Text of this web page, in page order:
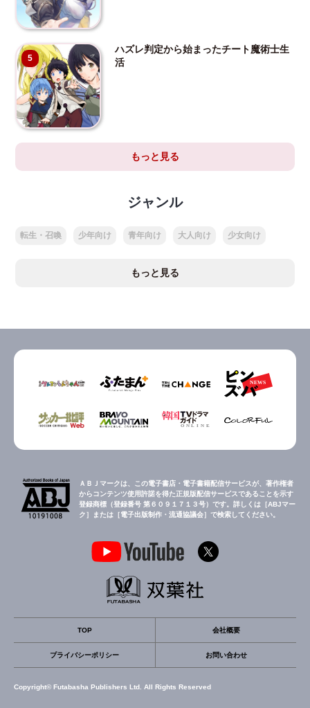
5
ハズレ判定から始まったチート魔術士生
活
もっと見る
ジャンル
転生・召喚 少年向け 青年向け 大人向け 少女向け
もっと見る
ＡＢＪマークは、この電子書店・電子書籍配信サービスが、著作権者
からコンテンツ使用許諾を得た正規版配信サービスであることを示す
登録商標（登録番号 第６０９１７１３号）です。詳しくは［ABJマー
ク］または［電子出版制作・流通協議会］で検索してください。
TOP 会社概要
プライバシーポリシー お問い合わせ
Copyright© Futabasha Publishers Ltd. All Rights Reserved